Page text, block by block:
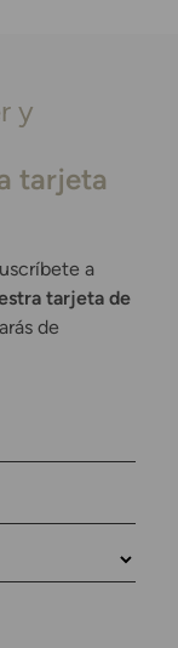
y
tarjeta
a
tarjeta de
de